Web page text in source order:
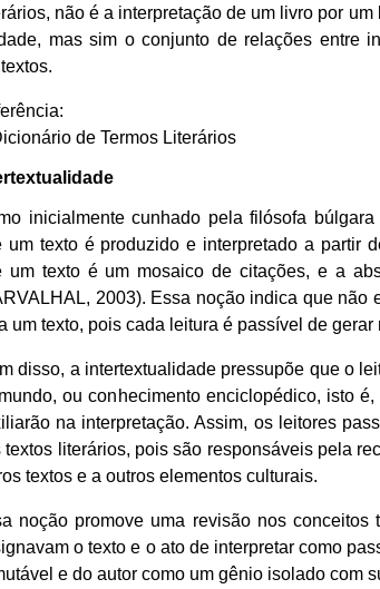
não é a interpretação de um livro por
mas sim o conjunto de relações entre
de Termos Literários
inicialmente cunhado pela filósofa
um texto é produzido e interpretado a partir
um texto é um mosaico de citações, e a
2003). Essa noção indica que não
um texto, pois cada leitura é passível de
disso, a intertextualidade pressupõe que o
ou conhecimento enciclopédico, isto
na interpretação. Assim, os leitores
textos literários, pois são responsáveis pela
textos e a outros elementos culturais.
noção promove uma revisão nos
o texto e o ato de interpretar como
e do autor como um gênio isolado com